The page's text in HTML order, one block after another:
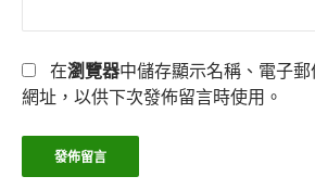
在瀏覽器中儲存顯示名稱、電子
網址，以供下次發佈留言時使用。